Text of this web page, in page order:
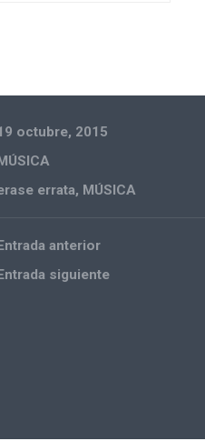
octubre, 2015
errata, MÚSICA
anterior
siguiente